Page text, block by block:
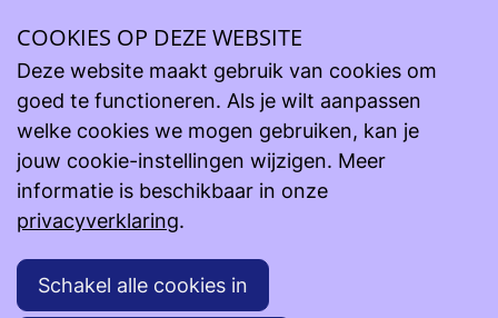
Steun onze projecten
Lopende projecten
Zusters van Maria - RD Congo Ituri vzw
Zusters van Maria - RD Congo Ituri vzw
COOKIES OP DEZE WEBSITE
Deze website maakt gebruik van cookies om
goed te functioneren. Als je wilt aanpassen
welke cookies we mogen gebruiken, kan je
jouw cookie-instellingen wijzigen. Meer
informatie is beschikbaar in onze
privacyverklaring.
Schakel alle cookies in